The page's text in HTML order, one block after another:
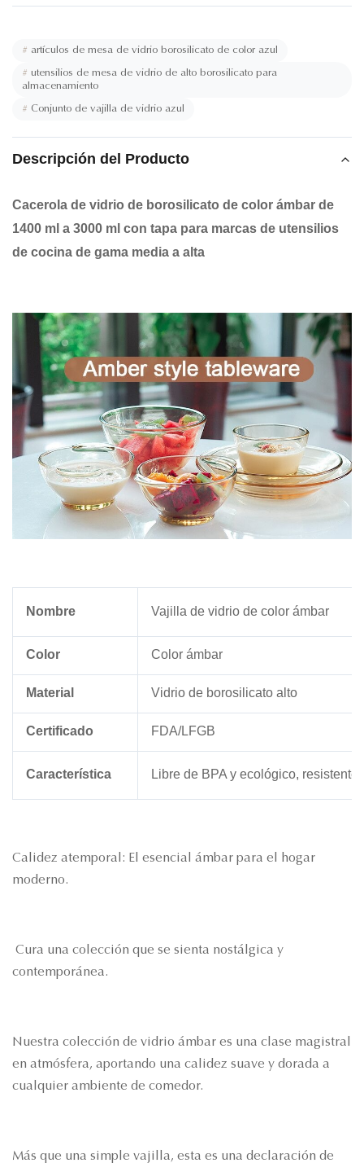
# artículos de mesa de vidrio borosilicato de color azul
# utensilios de mesa de vidrio de alto borosilicato para
almacenamiento
# Conjunto de vajilla de vidrio azul
Descripción del Producto
Cacerola de vidrio de borosilicato de color ámbar de
1400 ml a 3000 ml con tapa para marcas de utensilios
de cocina de gama media a alta
Nombre Vajilla de vidrio de color ámbar
Color Color ámbar
Material Vidrio de borosilicato alto
Certificado FDA/LFGB
Característica Libre de BPA y ecológico,
Calidez atemporal: El esencial ámbar para el hogar
moderno.
Cura una colección que se sienta nostálgica y
contemporánea.
Nuestra colección de vidrio ámbar es una clase magistral
en atmósfera, aportando una calidez suave y dorada a
cualquier ambiente de comedor.
Más que una simple vajilla, esta es una declaración de